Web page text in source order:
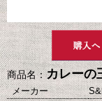
商品名：カレー
メーカー